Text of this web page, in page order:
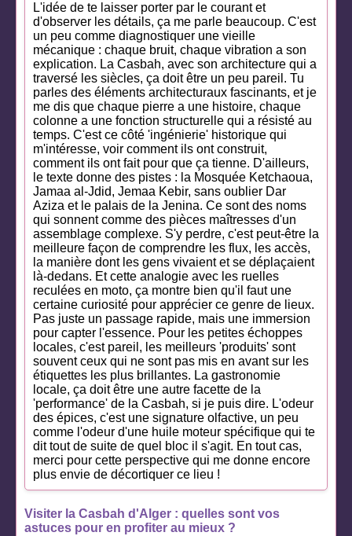
L'idée de te laisser porter par le courant et
d'observer les détails, ça me parle beaucoup. C'est
un peu comme diagnostiquer une vieille
mécanique : chaque bruit, chaque vibration a son
explication. La Casbah, avec son architecture qui a
traversé les siècles, ça doit être un peu pareil. Tu
parles des éléments architecturaux fascinants, et je
me dis que chaque pierre a une histoire, chaque
colonne a une fonction structurelle qui a résisté au
temps. C'est ce côté 'ingénierie' historique qui
m'intéresse, voir comment ils ont construit,
comment ils ont fait pour que ça tienne. D'ailleurs,
le texte donne des pistes : la Mosquée Ketchaoua,
Jamaa al-Jdid, Jemaa Kebir, sans oublier Dar
Aziza et le palais de la Jenina. Ce sont des noms
qui sonnent comme des pièces maîtresses d'un
assemblage complexe. S'y perdre, c'est peut-être la
meilleure façon de comprendre les flux, les accès,
la manière dont les gens vivaient et se déplaçaient
là-dedans. Et cette analogie avec les ruelles
reculées en moto, ça montre bien qu'il faut une
certaine curiosité pour apprécier ce genre de lieux.
Pas juste un passage rapide, mais une immersion
pour capter l'essence. Pour les petites échoppes
locales, c'est pareil, les meilleurs 'produits' sont
souvent ceux qui ne sont pas mis en avant sur les
étiquettes les plus brillantes. La gastronomie
locale, ça doit être une autre facette de la
'performance' de la Casbah, si je puis dire. L'odeur
des épices, c'est une signature olfactive, un peu
comme l'odeur d'une huile moteur spécifique qui te
dit tout de suite de quel bloc il s'agit. En tout cas,
merci pour cette perspective qui me donne encore
plus envie de décortiquer ce lieu !
Visiter la Casbah d'Alger : quelles sont vos
astuces pour en profiter au mieux ?